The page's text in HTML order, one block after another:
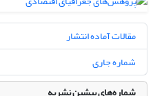
مقالات آماده انتشار
شماره جاری
شماره‌های پیشین نشریه